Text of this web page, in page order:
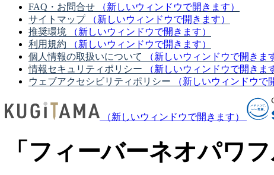
FAQ・お問合せ
（新しいウィンドウで開きます）
サイトマップ
（新しいウィンドウで開きます）
推奨環境
（新しいウィンドウで開きます）
利用規約
（新しいウィンドウで開きます）
個人情報の取扱いについて
（新しいウィンドウで開きま
情報セキュリティポリシー
（新しいウィンドウで開きま
ウェブアクセシビリティポリシー
（新しいウィンドウで
（新しいウィンドウで開きます）
「フィーバーネオパワ